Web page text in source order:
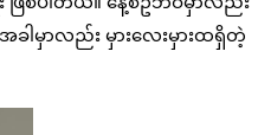
ခါမှာလည်း မှားလေးမှားထရှိတဲ့